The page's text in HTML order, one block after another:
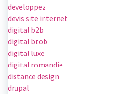
developpez
devis site internet
digital b2b
digital btob
digital luxe
digital romandie
distance design
drupal